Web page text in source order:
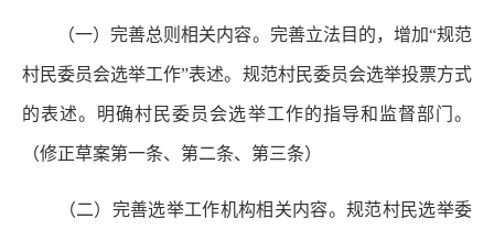
（一）完善总则相关内容。 完善立法目的，增加“规范
村民委员会选举工作”表述。规范村民委员会选举投票方式
的表述。明确村民委员会选举工作的指导和监督部门。
（修正草案第一条、第二条、第三条）
（二）完善选举工作机构相关内容。 规范村民选举委